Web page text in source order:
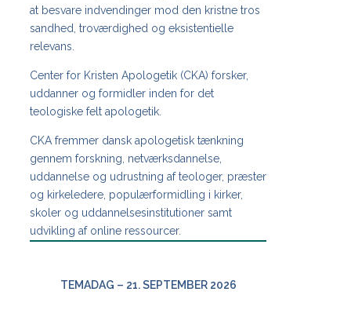
at besvare indvendinger mod den kristne tros
sandhed, troværdighed og eksistentielle
relevans.
Center for Kristen Apologetik (CKA) forsker,
uddanner og formidler inden for det
teologiske felt apologetik.
CKA fremmer dansk apologetisk tænkning
gennem forskning, netværksdannelse,
uddannelse og udrustning af teologer, præster
og kirkeledere, populærformidling i kirker,
skoler og uddannelsesinstitutioner samt
udvikling af online ressourcer.
TEMADAG – 21. SEPTEMBER 2026